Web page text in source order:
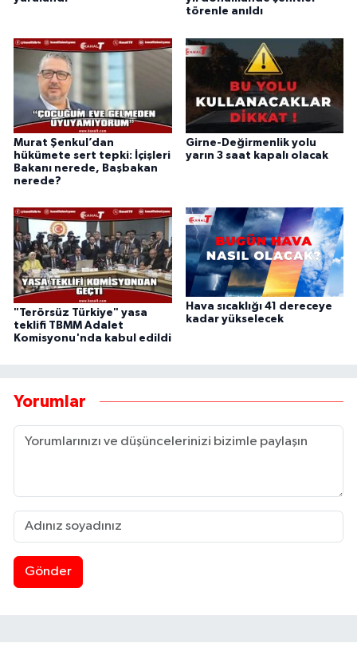
törenle anıldı
Murat Şenkul’dan
hükümete sert tepki: İçişleri
Bakanı nerede, Başbakan
nerede?
Girne-Değirmenlik yolu
yarın 3 saat kapalı olacak
"Terörsüz Türkiye" yasa
teklifi TBMM Adalet
Komisyonu'nda kabul edildi
Hava sıcaklığı 41 dereceye
kadar yükselecek
Yorumlar
Gönder